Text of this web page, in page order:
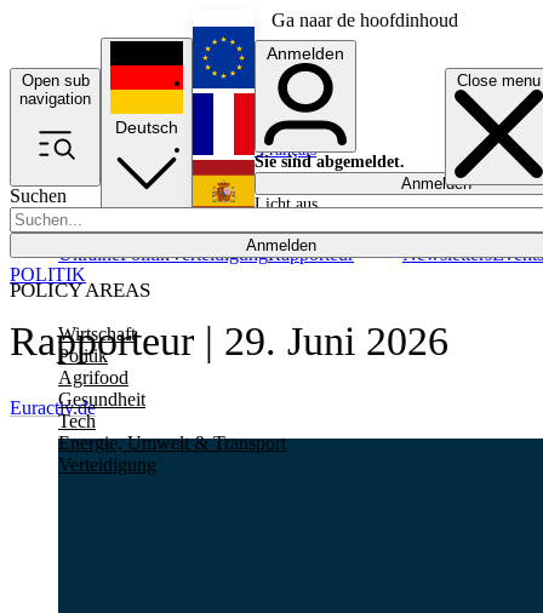
Ga naar de hoofdinhoud
Open sub
navigation
Close menu
Suchen
Anmelden
POLICY AREAS
Wirtschaft
Politik
Agrifood
Gesundheit
Tech
Energie, Umwelt & Transport
Verteidigung
UkrainePolitikVerteidigungRapporteur NewslettersEvents
Deutsch
English
Français
Anmelden
Sie sind abgemeldet.
Anmelden
Licht aus
Rapporteur | 29. Juni 2026
POLITIK
Euractiv.de